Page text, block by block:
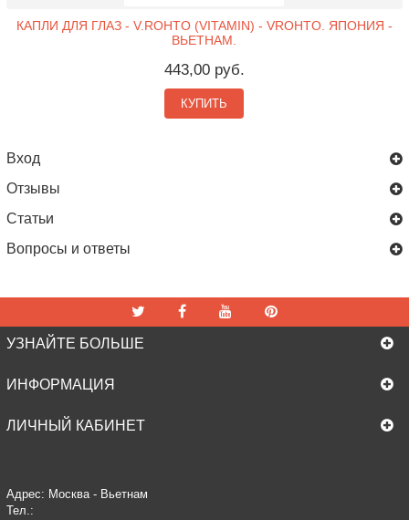
КАПЛИ ДЛЯ ГЛАЗ - V.ROHTO (VITAMIN) - VROHTO. ЯПОНИЯ -
ВЬЕТНАМ.
443,00 руб.
КУПИТЬ
Вход
Отзывы
Статьи
Вопросы и ответы
УЗНАЙТЕ БОЛЬШЕ
ИНФОРМАЦИЯ
ЛИЧНЫЙ КАБИНЕТ
Адрес: Москва - Вьетнам
Тел.: